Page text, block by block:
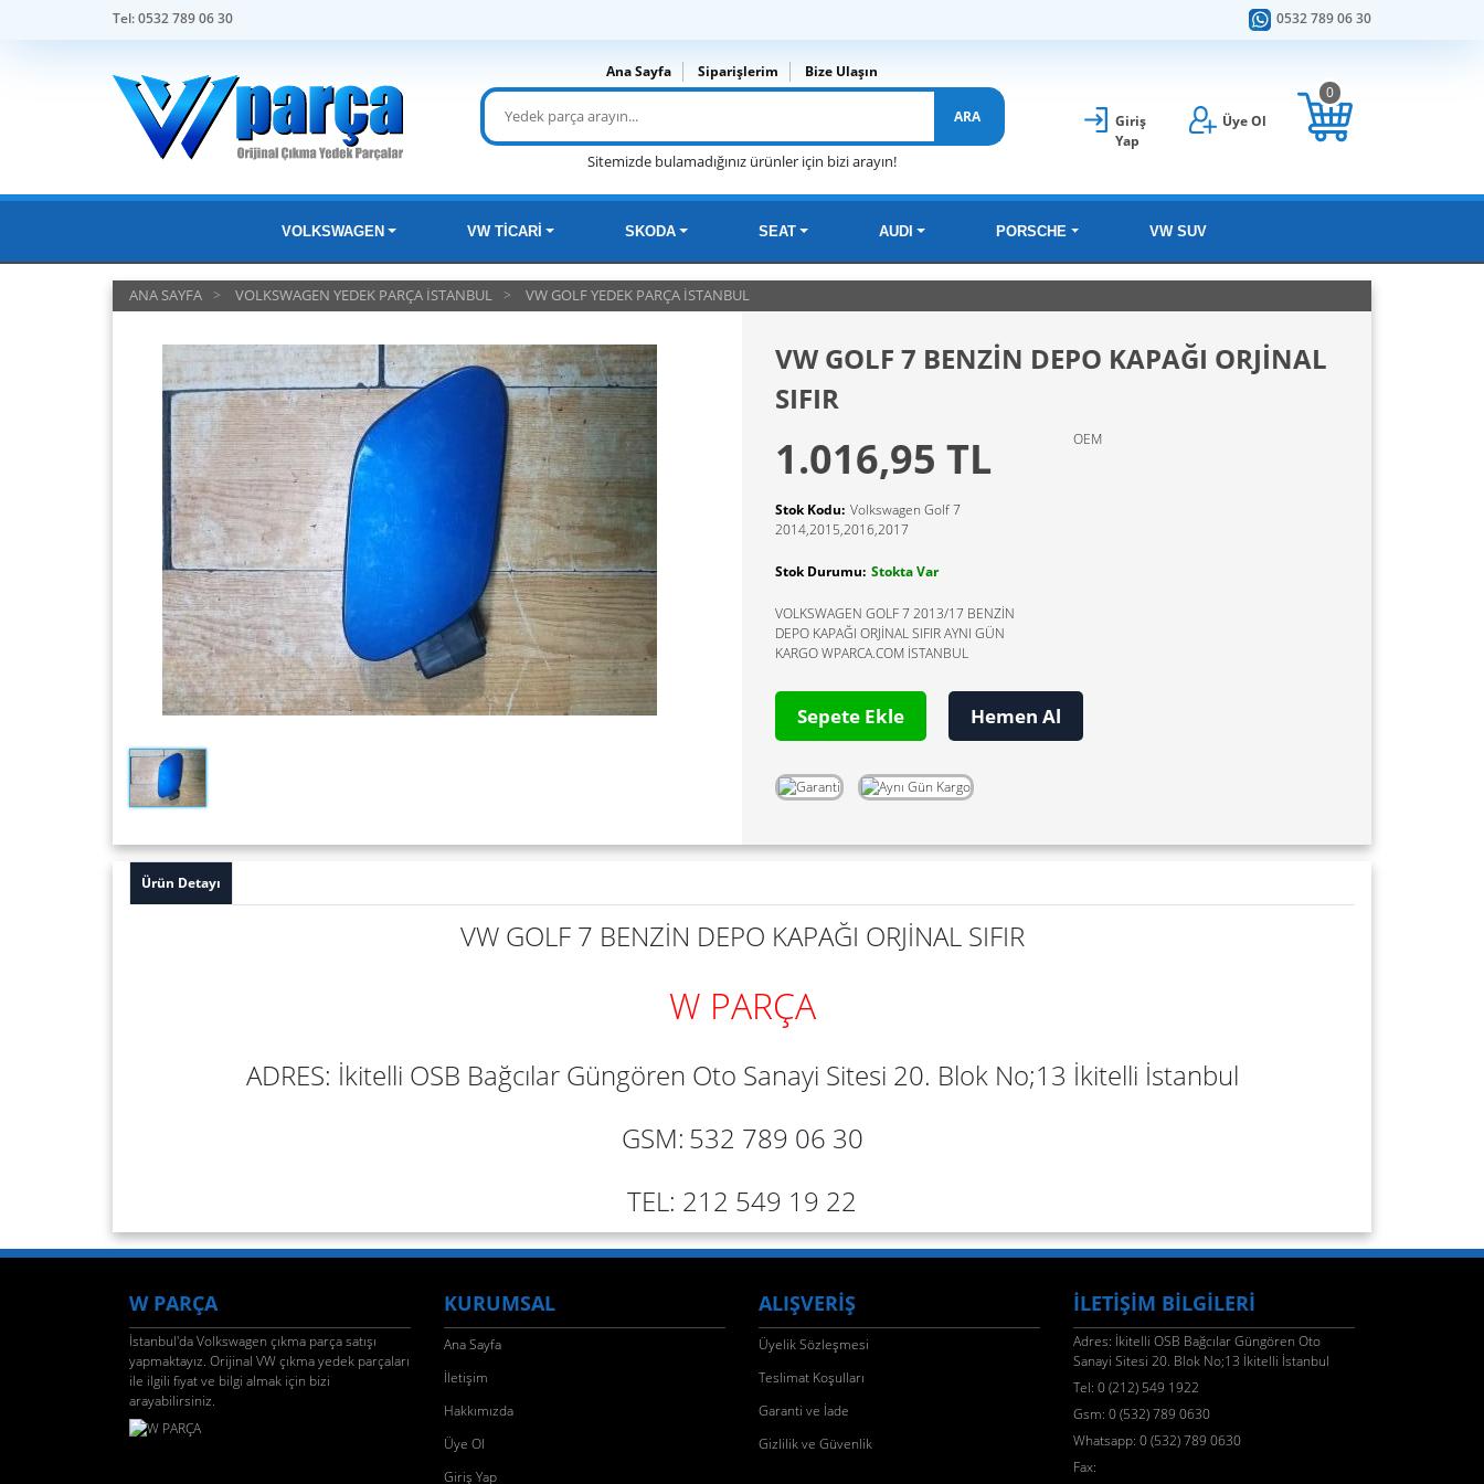
Tel: 0532 789 06 30 0532 789 06 30
Ana Sayfa Siparişlerim Bize Ulaşın
ARA
Sitemizde bulamadığınız ürünler için bizi arayın!
Giriş
Yap
Üye Ol
0
VOLKSWAGEN VW TİCARİ SKODA SEAT AUDI PORSCHE VW SUV
ANA SAYFA VOLKSWAGEN YEDEK PARÇA İSTANBUL VW GOLF YEDEK PARÇA İSTANBUL
VW GOLF 7 BENZİN DEPO KAPAĞI ORJİNAL
SIFIR
1.016,95 TL
Stok Kodu: Volkswagen Golf 7
2014,2015,2016,2017
Stok Durumu: Stokta Var
VOLKSWAGEN GOLF 7 2013/17 BENZİN
DEPO KAPAĞI ORJİNAL SIFIR AYNI GÜN
KARGO WPARCA.COM İSTANBUL
OEM
Sepete Ekle Hemen Al
Ürün Detayı
VW GOLF 7 BENZİN DEPO KAPAĞI ORJİNAL SIFIR
W PARÇA
ADRES: İkitelli OSB Bağcılar Güngören Oto Sanayi Sitesi 20. Blok No;13 İkitelli İstanbul
GSM: 532 789 06 30
TEL: 212 549 19 22
W PARÇA
İstanbul'da Volkswagen çıkma parça satışı
yapmaktayız. Orijinal VW çıkma yedek parçaları
ile ilgili fiyat ve bilgi almak için bizi
arayabilirsiniz.
KURUMSAL
Ana Sayfa
İletişim
Hakkımızda
Üye Ol
Giriş Yap
ALIŞVERİŞ
Üyelik Sözleşmesi
Teslimat Koşulları
Garanti ve İade
Gizlilik ve Güvenlik
İLETİŞİM BİLGİLERİ
Adres: İkitelli OSB Bağcılar Güngören Oto
Sanayi Sitesi 20. Blok No;13 İkitelli İstanbul
Tel: 0 (212) 549 1922
Gsm: 0 (532) 789 0630
Whatsapp: 0 (532) 789 0630
Fax: